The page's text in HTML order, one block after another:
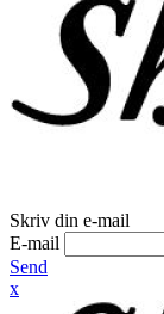
Skriv din e-mail
E-mail
Send
x